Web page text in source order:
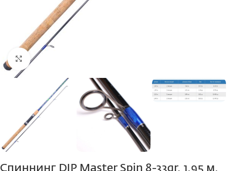
Нажмите, чтобы увеличить
Спиннинг DIP Master Spin 8-33gr, 1,95 м,